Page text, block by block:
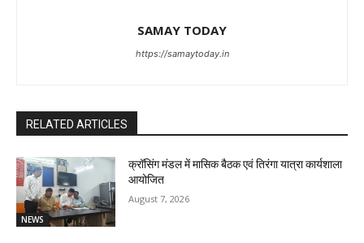
SAMAY TODAY
https://samaytoday.in
RELATED ARTICLES
NEWS
क्रॉसिंग मंडल में मासिक बैठक एवं तिरंगा यात्रा कार्यशाला
आयोजित
August 7, 2026